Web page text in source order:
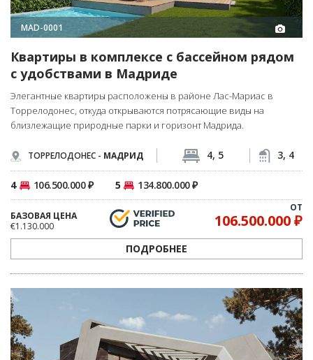
MAD-0001
Квартиры в комплексе с бассейном рядом
с удобствами в Мадриде
Элегантные квартиры расположены в районе Лас-Мариас в
Торрелодонес, откуда открываются потрясающие виды на
близлежащие природные парки и горизонт Мадрида.
ТОРРЕЛОДОНЕС - МАДРИД 4, 5 3, 4
4 106.500.000 ₽ 5 134.800.000 ₽
БАЗОВАЯ ЦЕНА
€1.130.000
ОТ
106.500.000 ₽
ПОДРОБНЕЕ